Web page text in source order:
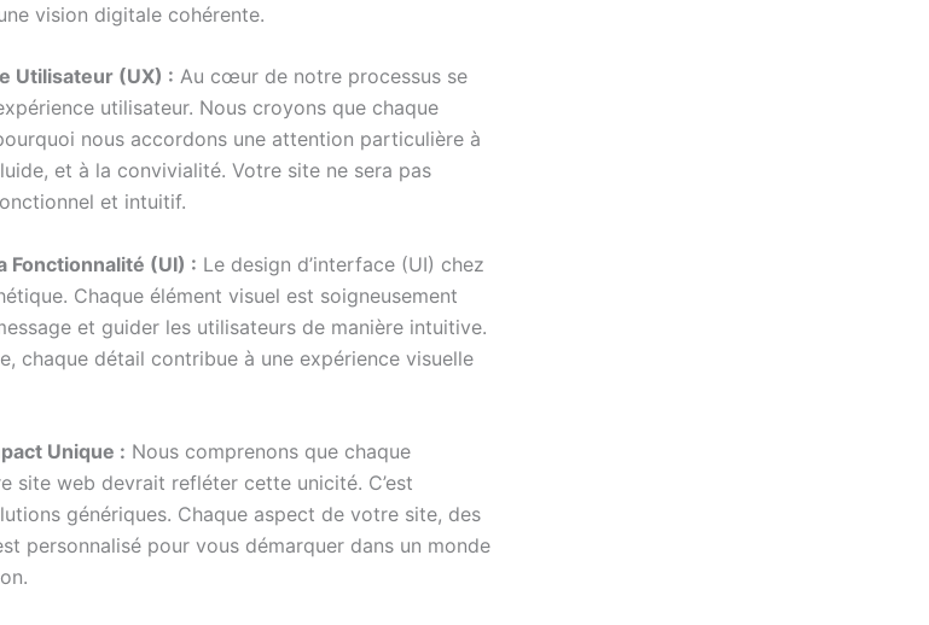
vision digitale cohérente.
Utilisateur (UX) : Au cœur de notre processus se
utilisateur. Nous croyons que chaque
nous accordons une attention particulière à
et à la convivialité. Votre site ne sera pas
et intuitif.
Fonctionnalité (UI) : Le design d’interface (UI) chez
Chaque élément visuel est soigneusement
et guider les utilisateurs de manière intuitive.
chaque détail contribue à une expérience visuelle
Unique : Nous comprenons que chaque
site web devrait refléter cette unicité. C’est
génériques. Chaque aspect de votre site, des
personnalisé pour vous démarquer dans un monde